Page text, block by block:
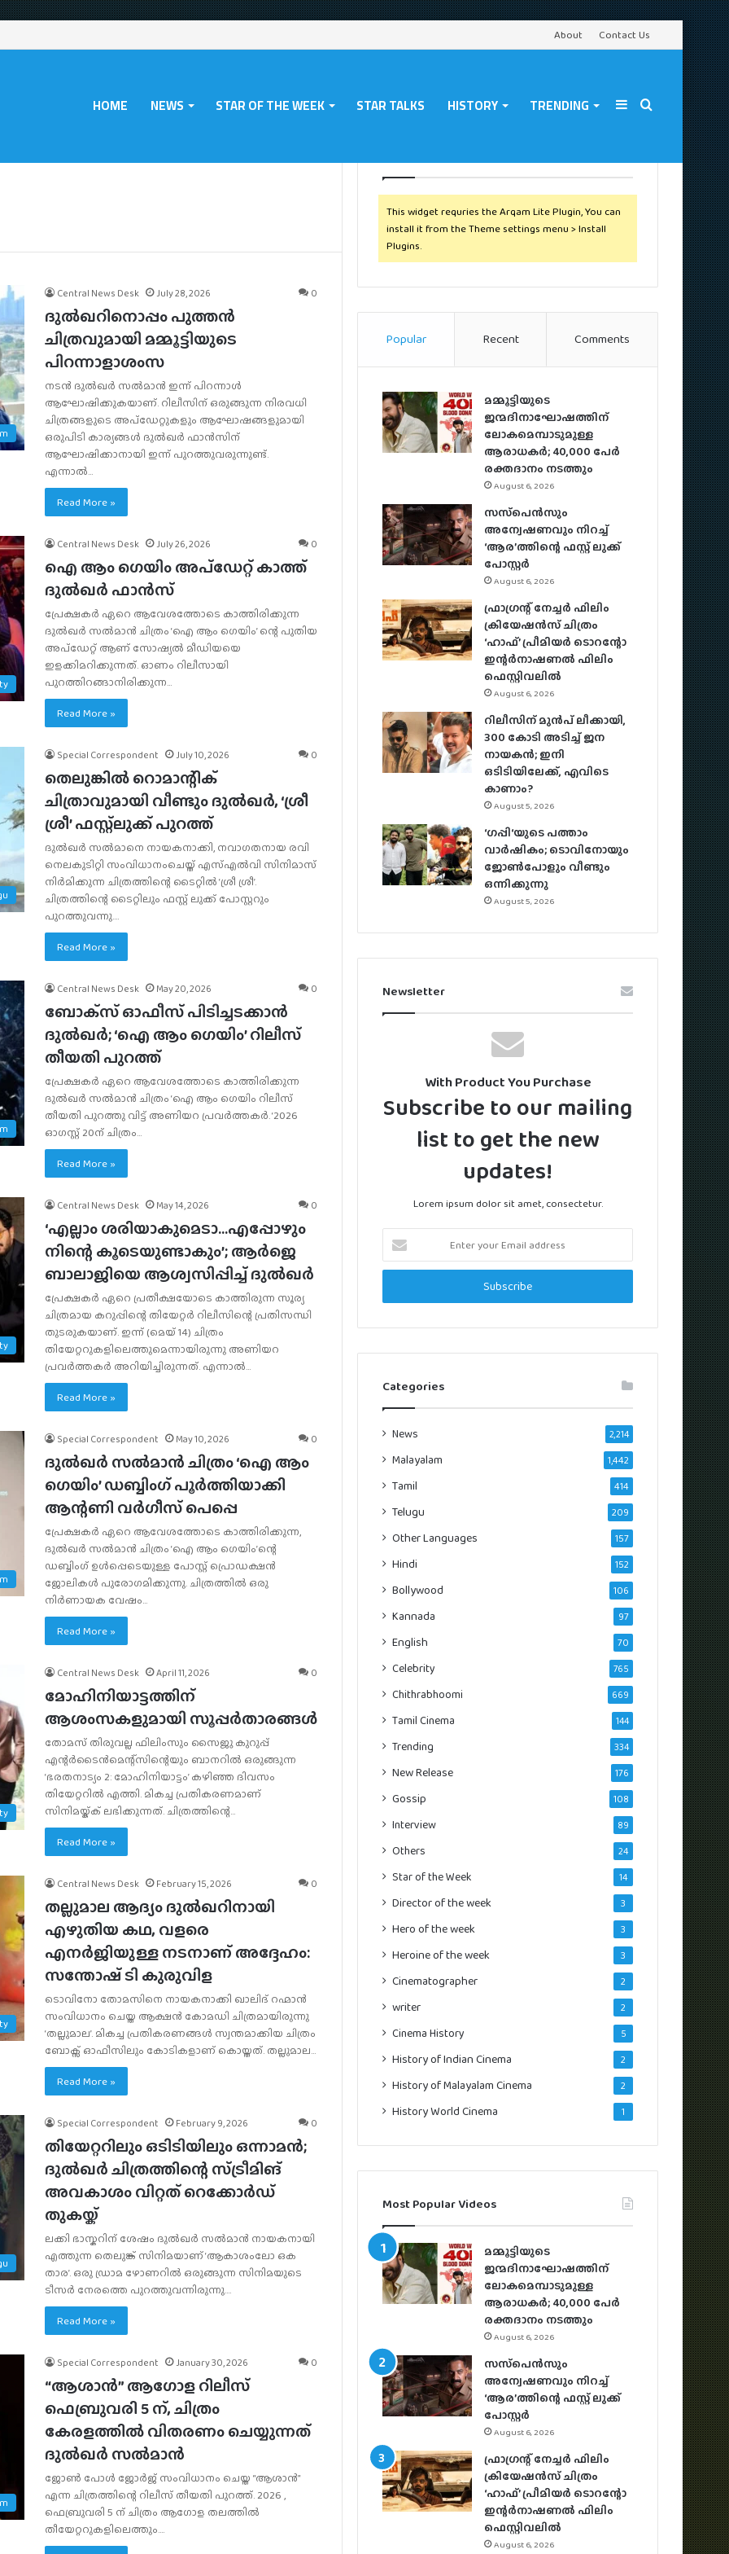
About Contact Us
HOME NEWS STAR OF THE WEEK STAR TALKS HISTORY TRENDING Search
Sidebar
Central News Desk July 28, 2026 0
ദുൽഖറിനൊപ്പം പുത്തൻ
ചിത്രവുമായി മമ്മൂട്ടിയുടെ
പിറന്നാളാശംസ
നടൻ ദുൽഖർ സൽമാൻ ഇന്ന് പിറന്നാൾ
ആഘോഷിക്കുകയാണ്. റിലീസിന് ഒരുങ്ങുന്ന നിരവധി
ചിത്രങ്ങളുടെ അപ്‌ഡേറ്റുകളും ആഘോഷങ്ങളുമായി
ഒരുപിടി കാര്യങ്ങൾ ദുൽഖർ ഫാൻസിന്
ആഘോഷിക്കാനായി ഇന്ന് പുറത്തുവരുന്നുണ്ട്.
എന്നാൽ…
Read More »
Central News Desk July 26, 2026 0
ഐ ആം ഗെയിം അപ്‌ഡേറ്റ് കാത്ത്
ദുൽഖർ ഫാൻസ്‌
പ്രേക്ഷകര്‍ ഏറെ ആവേശത്തോടെ കാത്തിരിക്കുന്ന
ദുല്‍ഖര്‍ സല്‍മാന്‍ ചിത്രം ‘ഐ ആം ഗെയിം’ ന്റെ പുതിയ
അപ്‌ഡേറ്റ് ആണ് സോഷ്യൽ മീഡിയയെ
ഇളക്കിമറിക്കുന്നത്. ഓണം റിലീസായി
പുറത്തിറങ്ങാനിരിക്കുന്ന…
Read More »
Special Correspondent July 10, 2026 0
തെലുങ്കിൽ റൊമാന്റിക്
ചിത്രാവുമായി വീണ്ടും ദുൽഖർ, ‘ശ്രീ
ശ്രീ’ ഫസ്റ്റ്ലുക്ക് പുറത്ത്
ദുൽഖർ സൽമാനെ നായകനാക്കി, നവാഗതനായ രവി
നെലകുടിറ്റി സംവിധാനംചെയ്ത് എസ്എൽവി സിനിമാസ്
നിർമിക്കുന്ന ചിത്രത്തിന്റെ ടൈറ്റിൽ ‘ശ്രീ ശ്രീ’.
ചിത്രത്തിന്റെ ടൈറ്റിലും ഫസ്റ്റ് ലുക്ക് പോസ്റ്ററും
പുറത്തുവന്നു.…
Read More »
Central News Desk May 20, 2026 0
ബോക്‌സ് ഓഫീസ് പിടിച്ചടക്കാന്‍
ദുല്‍ഖർ; ‘ഐ ആം ഗെയിം’ റിലീസ്
തീയതി പുറത്ത്
പ്രേക്ഷകര്‍ ഏറെ ആവേശത്തോടെ കാത്തിരിക്കുന്ന
ദുല്‍ഖര്‍ സല്‍മാന്‍ ചിത്രം ‘ഐ ആം ഗെയിം റിലീസ്
തീയതി പുറത്തു വിട്ട് അണിയറ പ്രവര്‍ത്തകര്‍. ‘2026
ഓഗസ്റ്റ് 20ന് ചിത്രം…
Read More »
Central News Desk May 14, 2026 0
‘എല്ലാം ശരിയാകുമെടാ…എപ്പോഴും
നിന്റെ കൂടെയുണ്ടാകും’; ആർജെ
ബാലാജിയെ ആശ്വസിപ്പിച്ച് ദുൽഖർ
പ്രേക്ഷകർ ഏറെ പ്രതീക്ഷയോടെ കാത്തിരുന്ന സൂര്യ
ചിത്രമായ കറുപ്പിന്റെ തിയേറ്റർ റിലീസിന്റെ പ്രതിസന്ധി
തുടരുകയാണ്. ഇന്ന് (മെയ് 14) ചിത്രം
തിയേറ്ററുകളിലെത്തുമെന്നായിരുന്നു അണിയറ
പ്രവർത്തകർ അറിയിച്ചിരുന്നത്. എന്നാൽ…
Read More »
Special Correspondent May 10, 2026 0
ദുല്‍ഖര്‍ സല്‍മാന്‍ ചിത്രം ‘ഐ ആം
ഗെയിം’ ഡബ്ബിംഗ് പൂര്‍ത്തിയാക്കി
ആന്റണി വര്‍ഗീസ് പെപ്പെ
പ്രേക്ഷകര്‍ ഏറെ ആവേശത്തോടെ കാത്തിരിക്കുന്ന,
ദുല്‍ഖര്‍ സല്‍മാന്‍ ചിത്രം ‘ഐ ആം ഗെയിം’ന്റെ
ഡബ്ബിംഗ് ഉള്‍പ്പെടെയുള്ള പോസ്റ്റ് പ്രൊഡക്ഷന്‍
ജോലികള്‍ പുരോഗമിക്കുന്നു. ചിത്രത്തില്‍ ഒരു
നിര്‍ണായക വേഷം…
Read More »
Central News Desk April 11, 2026 0
മോഹിനിയാട്ടത്തിന്
ആശംസകളുമായി സൂപ്പർതാരങ്ങൾ
തോമസ് തിരുവല്ല ഫിലിംസും സൈജു കുറുപ്പ്
എന്റർടൈൻമെന്റ്‌സിന്റെയും ബാനറിൽ ഒരുങ്ങുന്ന
‘ഭരതനാട്യം 2: മോഹിനിയാട്ടം’ കഴിഞ്ഞ ദിവസം
തിയേറ്ററിൽ എത്തി. മികച്ച പ്രതികരണമാണ്
സിനിമയ്ക്ക് ലഭിക്കുന്നത്. ചിത്രത്തിന്റെ…
Read More »
Central News Desk February 15, 2026 0
തല്ലുമാല ആദ്യം ദുൽഖറിനായി
എഴുതിയ കഥ, വളരെ
എനർജിയുള്ള നടനാണ് അദ്ദേഹം:
സന്തോഷ് ടി കുരുവിള
ടൊവിനോ തോമസിനെ നായകനാക്കി ഖാലിദ് റഹ്മാൻ
സംവിധാനം ചെയ്ത ആക്ഷൻ കോമഡി ചിത്രമായിരുന്നു
‘തല്ലുമാല’. മികച്ച പ്രതികരണങ്ങൾ സ്വന്തമാക്കിയ ചിത്രം
ബോക്സ് ഓഫീസിലും കോടികളാണ് കൊയ്തത്. തല്ലുമാല…
Read More »
Special Correspondent February 9, 2026 0
തിയേറ്ററിലും ഒടിടിയിലും ഒന്നാമൻ;
ദുൽഖർ ചിത്രത്തിന്റെ സ്ട്രീമിങ്
അവകാശം വിറ്റത് റെക്കോർഡ്
തുകയ്ക്
ലക്കി ഭാസ്കറിന് ശേഷം ദുൽഖർ സൽമാൻ നായകനായി
എത്തുന്ന തെലുങ്ക് സിനിമയാണ് ‘ആകാശംലോ ഒക
താര’. ഒരു ഡ്രാമ ഴോണറിൽ ഒരുങ്ങുന്ന സിനിമയുടെ
ടീസർ നേരത്തെ പുറത്തുവന്നിരുന്നു.…
Read More »
Special Correspondent January 30, 2026 0
“ആശാൻ” ആഗോള റിലീസ്
ഫെബ്രുവരി 5 ന്, ചിത്രം
കേരളത്തിൽ വിതരണം ചെയ്യുന്നത്
ദുൽഖർ സൽമാൻ
ജോൺ പോൾ ജോർജ് സംവിധാനം ചെയ്ത “ആശാൻ”
എന്ന ചിത്രത്തിന്റെ റിലീസ് തീയതി പുറത്ത്. 2026 ,
ഫെബ്രുവരി 5 ന് ചിത്രം ആഗോള തലത്തിൽ
തീയേറ്ററുകളിലെത്തും.…
This widget requries the Arqam Lite Plugin, You can
install it from the Theme settings menu > Install
Plugins.
Popular Recent Comments
മമ്മൂട്ടിയുടെ
ജന്മദിനാഘോഷത്തിന്
ലോകമെമ്പാടുമുള്ള
ആരാധകര്‍; 40,000 പേര്‍
രക്തദാനം നടത്തും
August 6, 2026
സസ്‌പെന്‍സും
അന്വേഷണവും നിറച്ച്
‘ആര’ത്തിന്റെ ഫസ്റ്റ് ലുക്ക്
പോസ്റ്റര്‍
August 6, 2026
ഫ്രാഗ്രന്റ് നേച്ചര്‍ ഫിലിം
ക്രിയേഷന്‍സ് ചിത്രം
‘ഹാഫ്’ പ്രീമിയര്‍ ടൊറന്റോ
ഇന്റര്‍നാഷണല്‍ ഫിലിം
ഫെസ്റ്റിവലില്‍
August 6, 2026
റിലീസിന് മുൻപ് ലീക്കായി,
300 കോടി അടിച്ച് ജന
നായകൻ; ഇനി
ഒടിടിയിലേക്ക്, എവിടെ
കാണാം?
August 5, 2026
‘ഗപ്പി‘യുടെ പത്താം
വാർഷികം; ടൊവിനോയും
ജോൺപോളും വീണ്ടും
ഒന്നിക്കുന്നു
August 5, 2026
Newsletter
With Product You Purchase
Subscribe to our mailing
list to get the new
updates!
Lorem ipsum dolor sit amet, consectetur.
Enter
your
Email
Categories
News 2,214
Malayalam 1,442
Tamil 414
Telugu 209
Other Languages 157
Hindi 152
Bollywood 106
Kannada 97
English 70
Celebrity 765
Chithrabhoomi 669
Tamil Cinema 144
Trending 334
New Release 176
Gossip 108
Interview 89
Others 24
Star of the Week 14
Director of the week 3
Hero of the week 3
Heroine of the week 3
Cinematographer 2
writer 2
Cinema History 5
History of Indian Cinema 2
History of Malayalam Cinema 2
History World Cinema 1
Most Popular Videos
മമ്മൂട്ടിയുടെ
ജന്മദിനാഘോഷത്തിന്
ലോകമെമ്പാടുമുള്ള
ആരാധകര്‍; 40,000 പേര്‍
രക്തദാനം നടത്തും
August 6, 2026
സസ്‌പെന്‍സും
അന്വേഷണവും നിറച്ച്
‘ആര’ത്തിന്റെ ഫസ്റ്റ് ലുക്ക്
പോസ്റ്റര്‍
August 6, 2026
ഫ്രാഗ്രന്റ് നേച്ചര്‍ ഫിലിം
ക്രിയേഷന്‍സ് ചിത്രം
‘ഹാഫ്’ പ്രീമിയര്‍ ടൊറന്റോ
ഇന്റര്‍നാഷണല്‍ ഫിലിം
ഫെസ്റ്റിവലില്‍
August 6, 2026